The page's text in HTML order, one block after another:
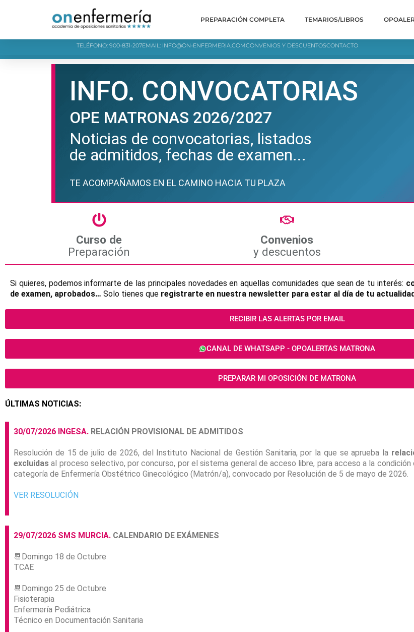
PREPARACIÓN COMPLETA TEMARIOS/LIBROS
TELÉFONO: 900-831-207EMAIL: INFO@ON-ENFERMERIA.COMCONVENIOS Y DESCUENTOSCONTACTO
INFO. CONVOCATORIAS
OPE MATRONAS 2026/2027
Noticias de convocatorias, listados
de admitidos, fechas de examen...
TE ACOMPAÑAMOS EN EL CAMINO HACIA TU PLAZA
Curso de
Preparación
Convenios
y descuentos
Si quieres, podemos informarte de las principales novedades en aquellas comunidades que sean de tu interés:
de examen, aprobados… Solo tienes que registrarte en nuestra newsletter para estar al día de tu
RECIBIR LAS ALERTAS POR EMAIL
CANAL DE WHATSAPP - OPOALERTAS MATRONA
PREPARAR MI OPOSICIÓN DE MATRONA
ÚLTIMAS NOTICIAS:
30/07/2026 INGESA. RELACIÓN PROVISIONAL DE ADMITIDOS
Resolución de 15 de julio de 2026, del Instituto Nacional de Gestión Sanitaria, por la que se aprueba la
excluidasal proceso selectivo, por concurso, por el sistema general de acceso libre, para acceso a la
categoría de Enfermería Obstétrico Ginecológico (Matrón/a), convocado por Resolución de 5 de mayo de 2026.
VER RESOLUCIÓN
29/07/2026 SMS MURCIA. CALENDARIO DE EXÁMENES
📆Domingo 18 de Octubre
TCAE
📆Domingo 25 de Octubre
Fisioterapia
Enfermería Pediátrica
Técnico en Documentación Sanitaria